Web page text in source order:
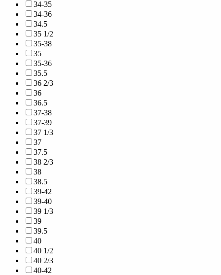
34-35
34-36
34.5
35 1/2
35-38
35
35-36
35.5
36 2/3
36
36.5
37-38
37-39
37 1/3
37
37.5
38 2/3
38
38.5
39-42
39-40
39 1/3
39
39.5
40
40 1/2
40 2/3
40-42